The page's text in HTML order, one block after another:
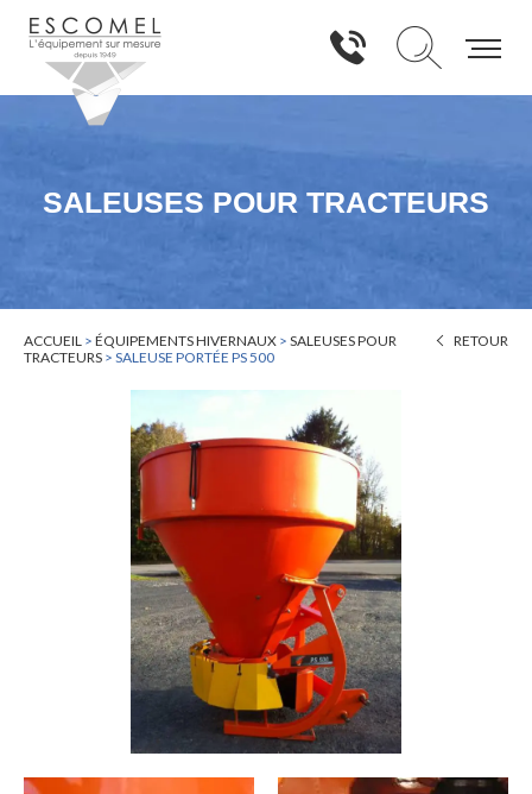
ACCUEIL > ÉQUIPEMENTS HIVERNAUX > SALEUSES POUR
TRACTEURS > SALEUSE PORTÉE PS 500
RETOUR
SALEUSES POUR TRACTEURS